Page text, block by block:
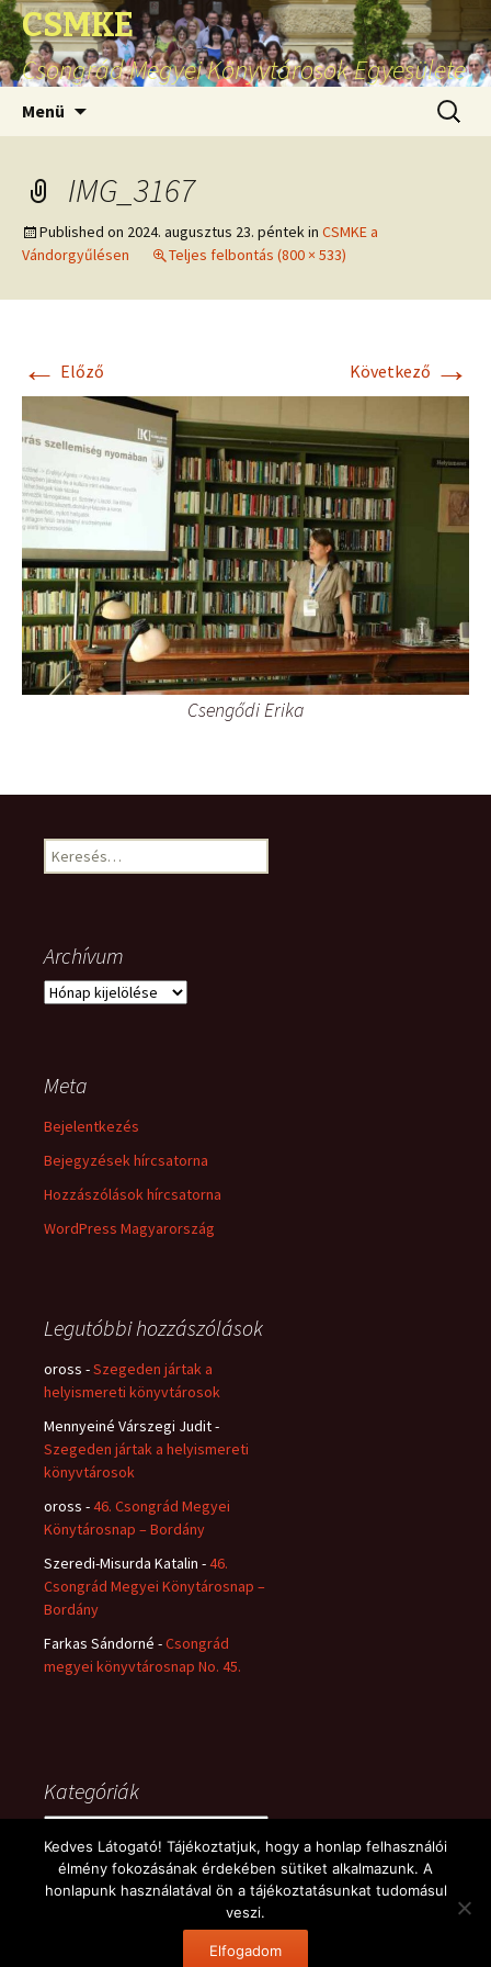
CSMKE
Csongrád Megyei Könyvtárosok Egyesülete
Menü
IMG_3167
Published on 2024. augusztus 23. péntekin CSMKE a
Vándorgyűlésen
Teljes felbontás (800 × 533)
← Előző Következő →
Csengődi Erika
Keresés:
Archívum
Archívum
Meta
Bejelentkezés
Bejegyzések hírcsatorna
Hozzászólások hírcsatorna
WordPress Magyarország
Legutóbbi hozzászólások
oross -Szegeden jártak a
helyismereti könyvtárosok
Mennyeiné Várszegi Judit-
Szegeden jártak a helyismereti
könyvtárosok
oross -46. Csongrád Megyei
Könytárosnap – Bordány
Szeredi-Misurda Katalin -46.
Csongrád Megyei Könytárosnap –
Bordány
Farkas Sándorné -Csongrád
megyei könyvtárosnap No. 45.
Kategóriák
Kategóriák
Büszke üzemeltető: WordPress
Kedves Látogató! Tájékoztatjuk, hogy a honlap felhasználói
élmény fokozásának érdekében sütiket alkalmazunk. A
honlapunk használatával ön a tájékoztatásunkat tudomásul
veszi.
Elfogadom